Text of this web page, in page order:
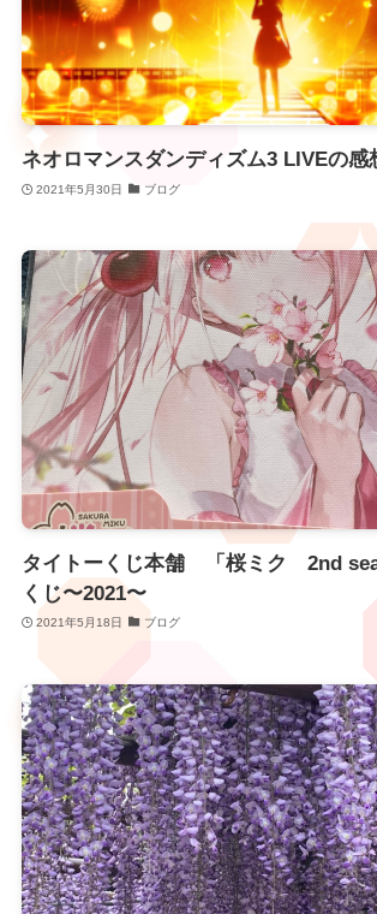
ネオロマンスダンディズム3 LIVEの感
2021年5月30日 ブログ
タイトーくじ本舗 「桜ミク 2nd
くじ〜2021〜
2021年5月18日 ブログ